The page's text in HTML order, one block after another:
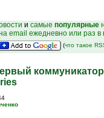
и самые популярные
email ежедневно или раз
(что такое